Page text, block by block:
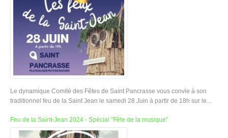
Le dynamique Comité des Fêtes de Saint Pancrasse vous convie à son
traditionnel feu de la Saint Jean le samedi 28 Juin à partir de 18h sur le...
Feu de la Saint-Jean 2024 - Spécial "Fête de la musique"